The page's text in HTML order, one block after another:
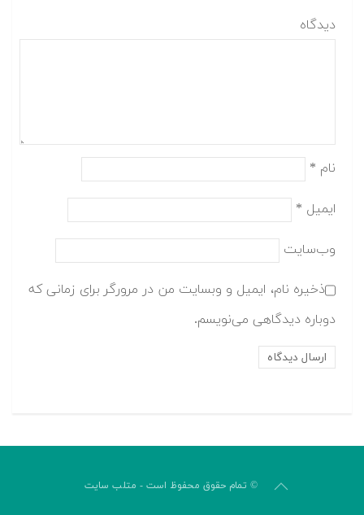
دیدگاه
نام *
ایمیل *
وب‌سایت
ذخیره نام، ایمیل و وبسایت من در مرورگر برای زمانی که
دوباره دیدگاهی می‌نویسم.
© تمام حقوق محفوظ است - متلب سایت